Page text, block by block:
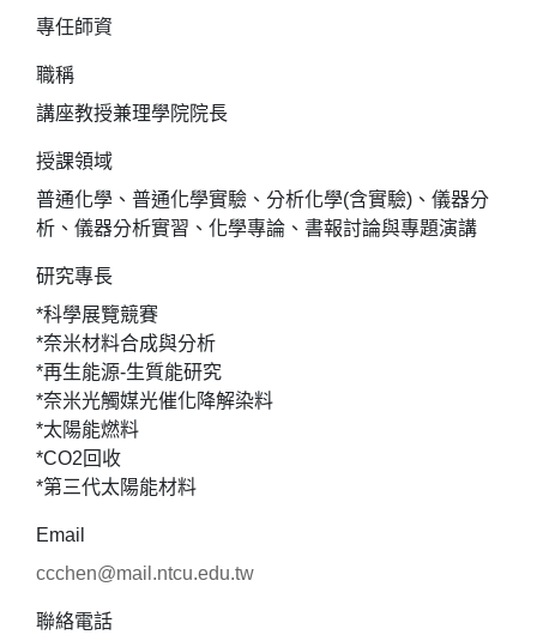
專任師資
職稱
講座教授兼理學院院長
授課領域
普通化學、普通化學實驗、分析化學(含實驗)、儀器分
析、儀器分析實習、化學專論、書報討論與專題演講
研究專長
*科學展覽競賽
*奈米材料合成與分析
*再生能源-生質能研究
*奈米光觸媒光催化降解染料
*太陽能燃料
*CO2回收
*第三代太陽能材料
Email
ccchen@mail.ntcu.edu.tw
聯絡電話